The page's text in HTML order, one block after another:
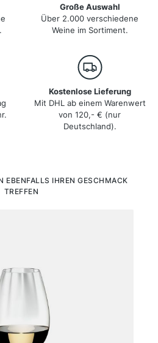
Große Auswahl
Über 2.000 verschiedene
Weine im Sortiment.
Kostenlose Lieferung
Mit DHL ab einem Warenwert
von 120,- € (nur
Deutschland).
EBENFALLS IHREN GESCHMACK
TREFFEN